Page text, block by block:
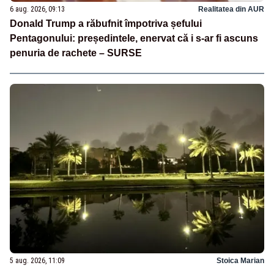
6 aug. 2026, 09:13 Realitatea din AUR
Donald Trump a răbufnit împotriva șefului
Pentagonului: președintele, enervat că i s-ar fi ascuns
penuria de rachete – SURSE
5 aug. 2026, 11:09 Stoica Marian